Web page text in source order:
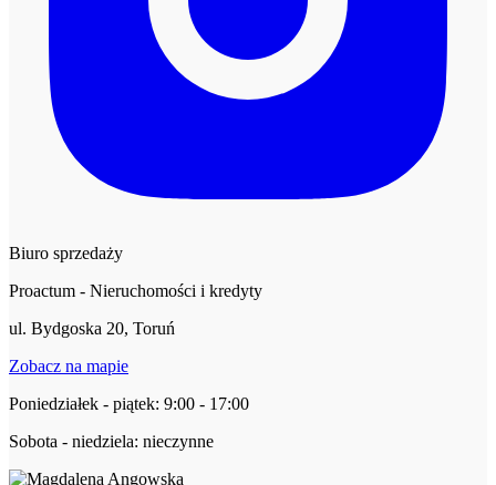
Biuro sprzedaży
Proactum - Nieruchomości i kredyty
ul. Bydgoska 20, Toruń
Zobacz na mapie
Poniedziałek - piątek: 9:00 - 17:00
Sobota - niedziela: nieczynne